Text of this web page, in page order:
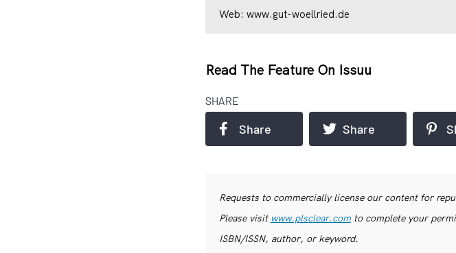
Web: www.gut-woellried.de
Read The Feature On Issuu
SHARE
Share Share
Requests to commercially license our content for
Please visit www.plsclear.comto complete your
ISBN/ISSN, author, or keyword.